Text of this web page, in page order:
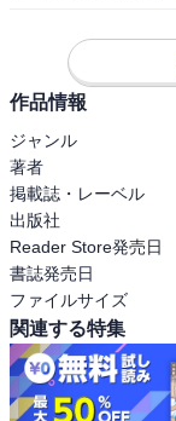
作品情報
ジャンル
著者
掲載誌・レーベル
出版社
Reader Store発売日
書誌発売日
ファイルサイズ
関連する特集